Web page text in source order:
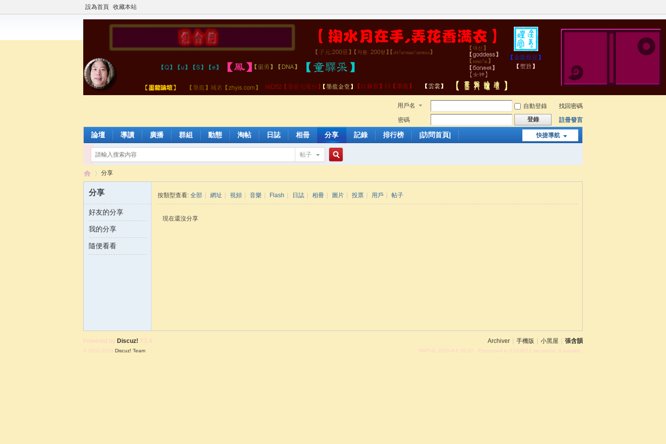
設為首頁 收藏本站
用戶名 自動登錄
找回密碼
密碼
登錄 註冊發言
快捷導航
論壇 導讀 廣播 群組 動態 淘帖 日誌 相冊 分享 記錄 排行榜 |訪問首頁|
帖子
張 ›
分享
分享
好友的分享
我的分享
隨便看看
按類型查看: 全部 網址 視頻 音樂 Flash 日誌 相冊 圖片 投票 用戶 帖子
現在還沒分享
Archiver 手機版 小黑屋 張含韻
GMT+8, 2026-8-6 20:02 , Processed in 0.013612 second(s), 9 queries .
Powered by Discuz! X3.4
© 2001-2023 Discuz! Team